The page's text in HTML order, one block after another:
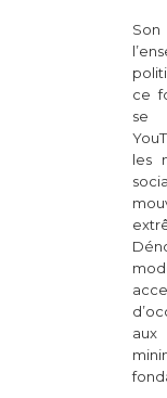
ce
se
les